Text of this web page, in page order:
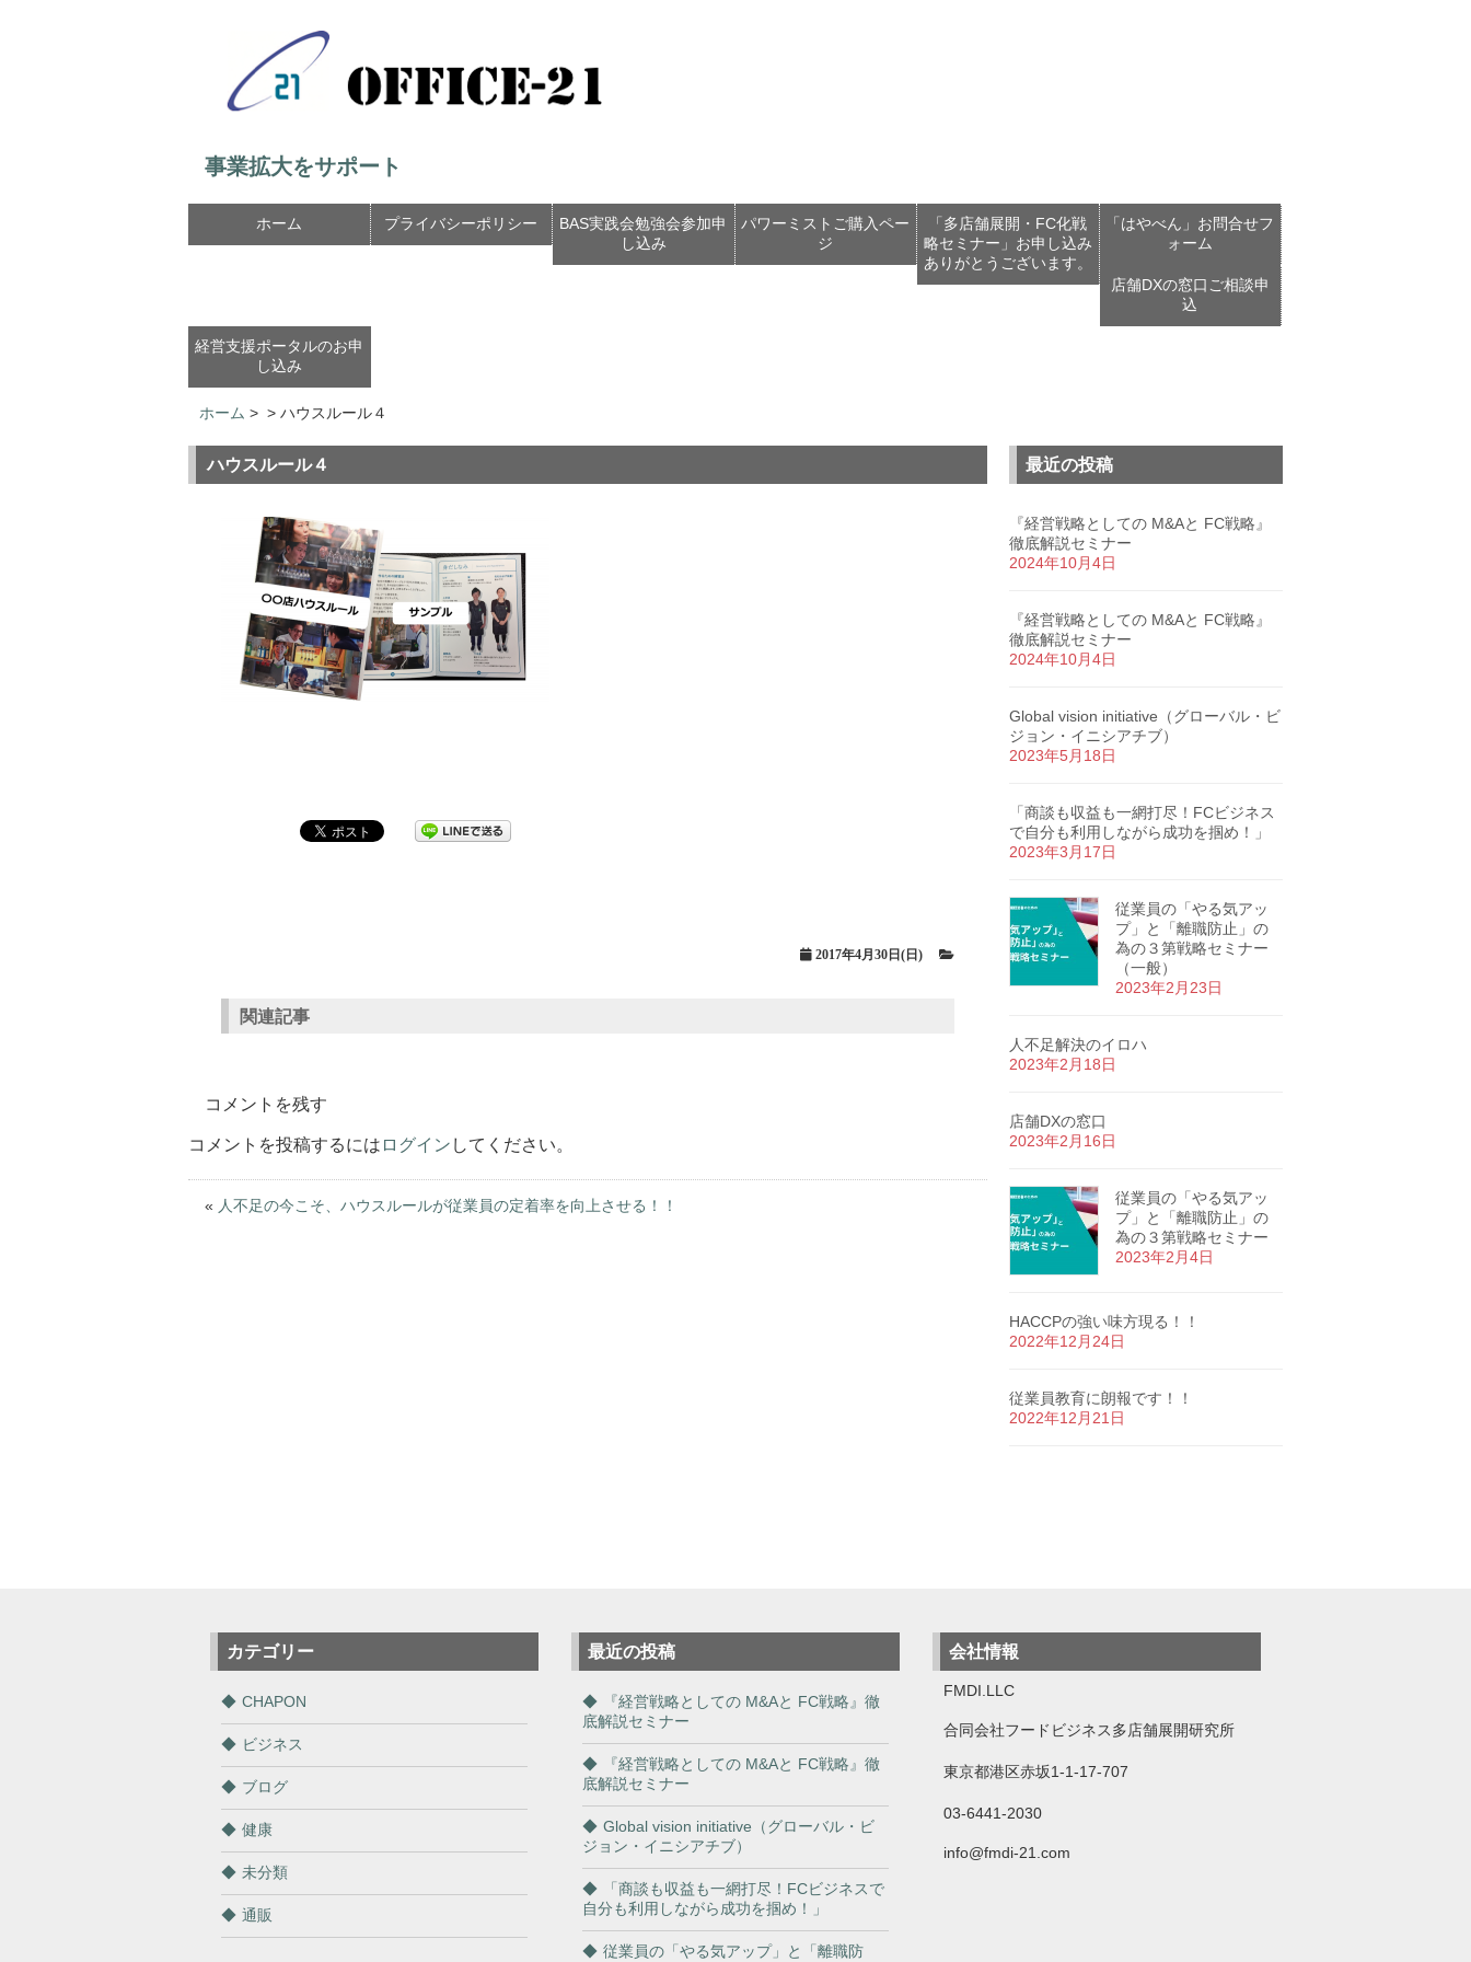
事業拡大をサポート
ホーム プライバシーポリシー
BAS実践会勉強会参加申
し込み
パワーミストご購入ペー
ジ
「多店舗展開・FC化戦
略セミナー」お申し込み
ありがとうございます。
「はやべん」お問合せフ
ォーム
店舗DXの窓口ご相談申
込
経営支援ポータルのお申
し込み
ホーム > > ハウスルール４
ハウスルール４
2017年4月30日(日)
関連記事
コメントを残す
コメントを投稿するには ログイン してください。
« 人不足の今こそ、ハウスルールが従業員の定着率を向上させる！！
最近の投稿
『経営戦略としての M&Aと FC戦略』
徹底解説セミナー
2024年10月4日
『経営戦略としての M&Aと FC戦略』
徹底解説セミナー
2024年10月4日
Global vision initiative（グローバル・ビ
ジョン・イニシアチブ）
2023年5月18日
「商談も収益も一網打尽！FCビジネス
で自分も利用しながら成功を掴め！」
2023年3月17日
従業員の「やる気アッ
プ」と「離職防止」の
為の３第戦略セミナー
（一般）
2023年2月23日
人不足解決のイロハ
2023年2月18日
店舗DXの窓口
2023年2月16日
従業員の「やる気アッ
プ」と「離職防止」の
為の３第戦略セミナー
2023年2月4日
HACCPの強い味方現る！！
2022年12月24日
従業員教育に朗報です！！
2022年12月21日
カテゴリー
CHAPON
ビジネス
ブログ
健康
未分類
通販
最近の投稿
『経営戦略としての M&Aと FC戦略』徹
底解説セミナー
『経営戦略としての M&Aと FC戦略』徹
底解説セミナー
Global vision initiative（グローバル・ビ
ジョン・イニシアチブ）
「商談も収益も一網打尽！FCビジネスで
自分も利用しながら成功を掴め！」
従業員の「やる気アップ」と「離職防
会社情報
FMDI.LLC
合同会社フードビジネス多店舗展開研究所
東京都港区赤坂1-1-17-707
03-6441-2030
info@fmdi-21.com